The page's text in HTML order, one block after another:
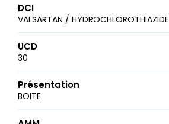
DCI
VALSARTAN / HYDROCHLOROTHIAZIDE
UCD
30
Présentation
BOITE